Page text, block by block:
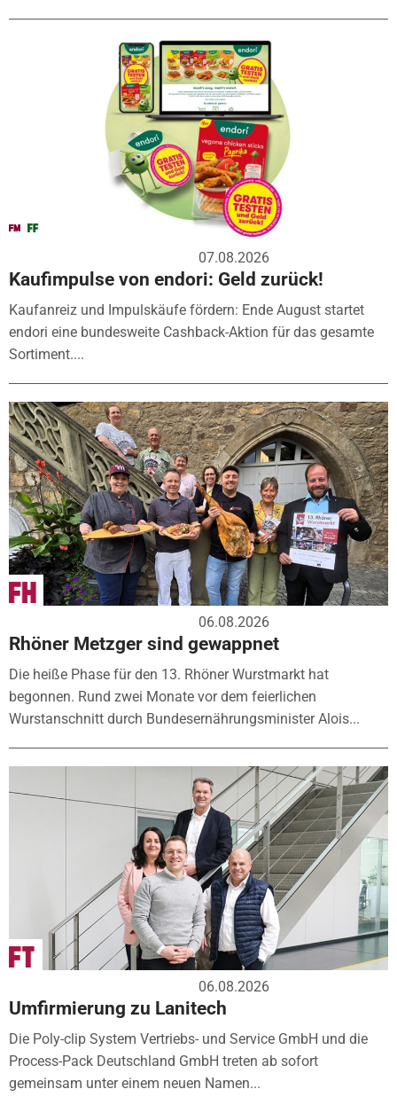
07.08.2026
Kaufimpulse von endori: Geld zurück!
Kaufanreiz und Impulskäufe fördern: Ende August startet
endori eine bundesweite Cashback-Aktion für das gesamte
Sortiment....
06.08.2026
Rhöner Metzger sind gewappnet
Die heiße Phase für den 13. Rhöner Wurstmarkt hat
begonnen. Rund zwei Monate vor dem feierlichen
Wurstanschnitt durch Bundesernährungsminister Alois...
06.08.2026
Umfirmierung zu Lanitech
Die Poly-clip System Vertriebs- und Service GmbH und die
Process-Pack Deutschland GmbH treten ab sofort
gemeinsam unter einem neuen Namen...